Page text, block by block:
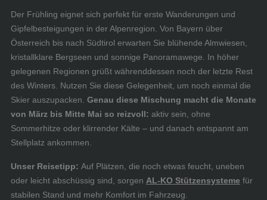
Der Frühling eignet sich perfekt für erste Wanderungen und
Gipfelbesteigungen in der Alpenregion. Von Bayern über
Österreich bis nach Südtirol erwarten Sie blühende Almwiesen,
kristallklare Bergseen und sonnige Panoramawege. In höher
gelegenen Regionen grüßt währenddessen noch der letzte Rest
des Winters. Nutzen Sie diese Gelegenheit, um noch einmal die
Skier auszupacken. Genau diese Mischung macht die Monate
von März bis Mitte Mai so reizvoll: aktiv sein, ohne
Sommerhitze oder klirrender Kälte – und danach entspannt am
Stellplatz ankommen.
Unser Reisetipp: Auf Plätzen, die noch etwas feucht, uneben
oder leicht abschüssig sind, sorgen AL-KO Stützensysteme für
stabilen Stand und mehr Komfort im Fahrzeug.